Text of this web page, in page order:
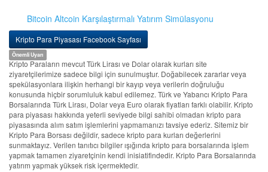
Bitcoin Altcoin Karşılaştırmalı Yatırım Simülasyonu
Kripto Para Piyasası Facebook Sayfası
Önemli Uyarı
Kripto Paraların mevcut Türk Lirası ve Dolar olarak kurları site
ziyaretçilerimize sadece bilgi için sunulmuştur. Doğabilecek zararlar veya
spekülasyonlara ilişkin herhangi bir kayıp veya verilerin doğruluğu
konusunda hiçbir sorumluluk kabul edilemez. Türk ve Yabancı Kripto Para
Borsalarında Türk Lirası, Dolar veya Euro olarak fiyatları farklı olabilir. Kripto
para piyasası hakkında yeterli seviyede bilgi sahibi olmadan kripto para
piyasasında alım satım işlemlerini yapmamanızı tavsiye ederiz. Sitemiz bir
Kripto Para Borsası değildir, sadece kripto para kurları değerlerini
sunmaktayız. Verilen tanıtıcı bilgiler ışığında kripto para borsalarında işlem
yapmak tamamen ziyaretçinin kendi inisiatifindedir. Kripto Para Borsalarında
yatırım yapmak yüksek risk içermektedir.